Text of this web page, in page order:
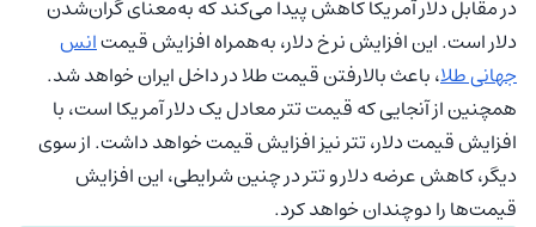
در مقابل دلار آمریکا کاهش پیدا می‌کند که به‌معنای گران‌شدن
دلار است. این افزایش نرخ دلار، به‌همراه افزایش قیمتانس
جهانی طلا، باعث بالارفتن قیمت طلا در داخل ایران خواهد شد.
همچنین از آنجایی که قیمت تتر معادل یک دلار آمریکا است، با
افزایش قیمت دلار، تتر نیز افزایش قیمت خواهد داشت. از سوی
دیگر، کاهش عرضه دلار و تتر در چنین شرایطی، این افزایش
قیمت‌ها را دوچندان خواهد کرد.